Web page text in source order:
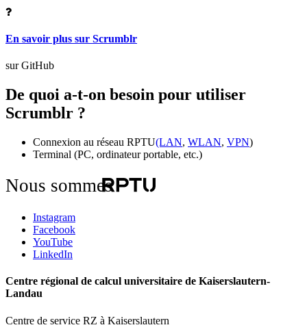
En savoir plus sur Scrumblr
sur GitHub
De quoi a-t-on besoin pour utiliser
Scrumblr ?
Connexion au réseau RPTU(LAN, WLAN, VPN)
Terminal (PC, ordinateur portable, etc.)
Nous sommes
Instagram
Facebook
YouTube
LinkedIn
Centre régional de calcul universitaire de Kaiserslautern-
Landau
Centre de service RZ à Kaiserslautern